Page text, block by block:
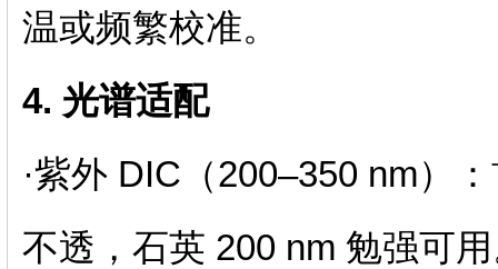
温或频繁校准。
4. 光谱适配
·紫外 DIC（200–350 nm）
不透，石英 200 nm 勉强可